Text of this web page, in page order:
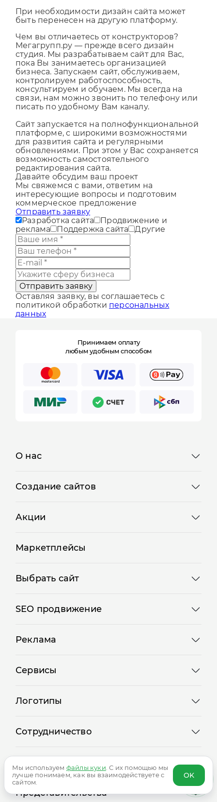
При необходимости дизайн сайта может
Чем вы отличаетесь от конструкторов?
Мегагрупп.ру — прежде всего дизайн
студия. Мы разрабатываем сайт для Вас,
пока Вы занимаетесь организацией
бизнеса. Запускаем сайт, обслуживаем,
контролируем работоспособность,
консультируем и обучаем. Мы всегда на
связи, нам можно звонить по телефону или
Сайт запускается на полнофункциональной
платформе, с широкими возможностями
для развития сайта и регулярными
обновлениями. При этом у Вас сохраняется
возможность самостоятельного
редактирования сайта.
Давайте обсудим ваш проект
Мы свяжемся с вами, ответим на
интересующие вопросы и подготовим
коммерческое предложение
Отправить заявку
Разработка сайта
Продвижение и
реклама
Поддержка сайта
Отправить заявку
Оставляя заявку, вы соглашаетесь с
политикой обработки
Принимаем оплату
Блог
Мы используем файлы куки . С их помощью мы
лучше понимаем, как вы взаимодействуете с
сайтом.
OK